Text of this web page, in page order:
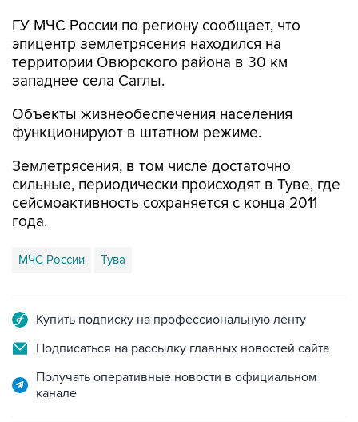
ГУ МЧС России по региону сообщает, что
эпицентр землетрясения находился на
территории Овюрского района в 30 км
западнее села Саглы.
Объекты жизнеобеспечения населения
функционируют в штатном режиме.
Землетрясения, в том числе достаточно
сильные, периодически происходят в Туве, где
сейсмоактивность сохраняется с конца 2011
года.
МЧС России Тува
Купить подписку на профессиональную ленту
Подписаться на рассылку главных новостей сайта
Получать оперативные новости в официальном
канале